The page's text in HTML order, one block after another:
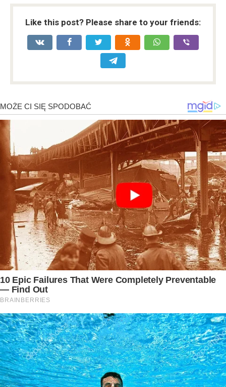
Like this post? Please share to your friends: